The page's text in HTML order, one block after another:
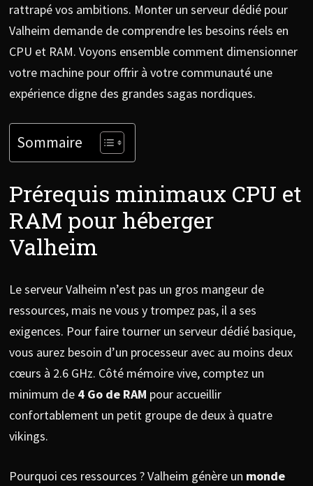
rattrapé vos ambitions. Monter un serveur dédié pour
Valheim demande de comprendre les besoins réels en
CPU et RAM. Voyons ensemble comment dimensionner
votre machine pour offrir à votre communauté une
expérience digne des grandes sagas nordiques.
Sommaire
Prérequis minimaux CPU et
RAM pour héberger
Valheim
Le serveur Valheim n’est pas un gros mangeur de
ressources, mais ne vous y trompez pas, il a ses
exigences. Pour faire tourner un serveur dédié basique,
vous aurez besoin d’un processeur avec au moins deux
cœurs à 2.6 GHz. Côté mémoire vive, comptez un
minimum de 4 Go de RAM pour accueillir
confortablement un petit groupe de deux à quatre
vikings.
Pourquoi ces ressources ? Valheim génère un monde